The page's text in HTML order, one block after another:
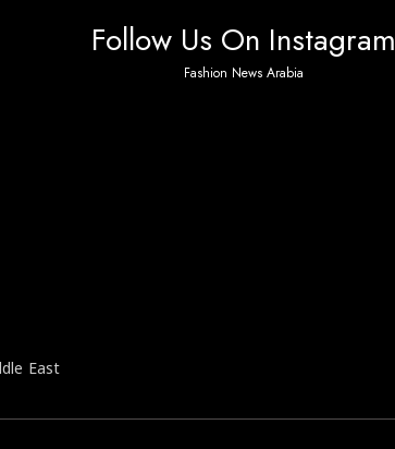
Follow Us On Instagram
Fashion News Arabia
East